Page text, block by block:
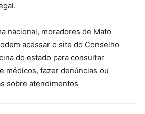
nacional, moradores de Mato
acessar o site do Conselho
do estado para consultar
médicos, fazer denúncias ou
sobre atendimentos